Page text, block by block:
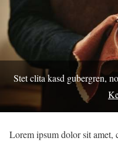
Stet clita kasd gubergren,
Lorem ipsum dolor sit amet,